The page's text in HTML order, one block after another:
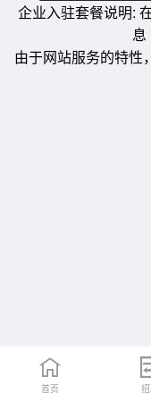
企业入驻套餐说明:
息
由于网站服务的特性
首页